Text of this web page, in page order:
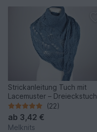
Strickanleitung Tuch mit
Lacemuster – Dreieckstuch
„Japanese Flowers“
(22)
ab 3,42 €
Melknits